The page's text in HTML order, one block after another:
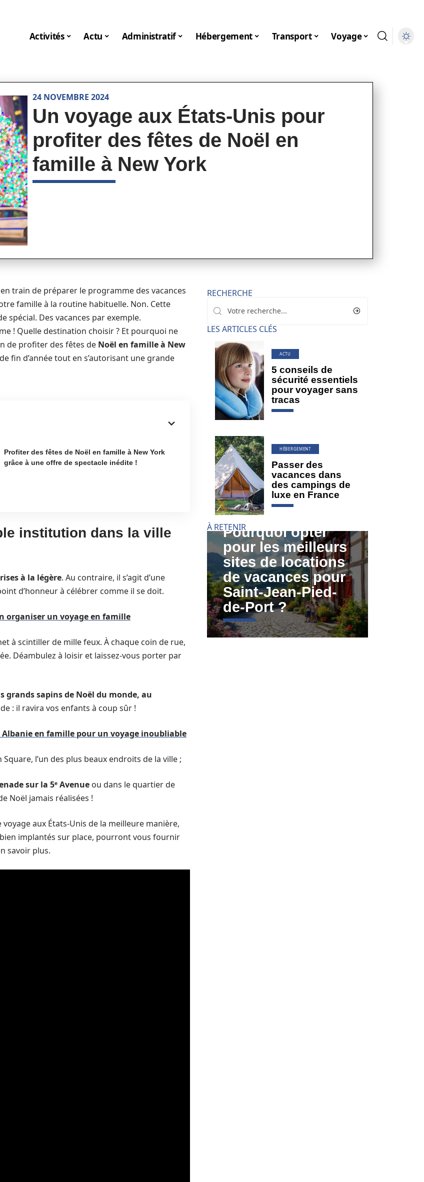
Activités Actu Administratif Hébergement Transport Voyage
24 NOVEMBRE 2024
Un voyage aux États-Unis pour
profiter des fêtes de Noël en
famille à New York
train de préparer le programme des vacances
famille à la routine habituelle. Non. Cette
spécial. Des vacances par exemple.
! Quelle destination choisir ? Et pourquoi ne
de profiter des fêtes de Noël en famille à New
fin d’année tout en s’autorisant une grande
Profiter des fêtes de Noël en famille à New York
grâce à une offre de spectacle inédite !
institution dans la ville
à la légère. Au contraire, il s’agit d’une
d’honneur à célébrer comme il se doit.
organiser un voyage en famille
à scintiller de mille feux. À chaque coin de rue,
Déambulez à loisir et laissez-vous porter par
grands sapins de Noël du monde, au
: il ravira vos enfants à coup sûr !
en famille pour un voyage inoubliable
l’un des plus beaux endroits de la ville ;
sur la 5ᵉ Avenue ou dans le quartier de
Noël jamais réalisées !
aux États-Unis de la meilleure manière,
implantés sur place, pourront vous fournir
savoir plus.
RECHERCHE
LES ARTICLES CLÉS
ACTU
5 conseils de
sécurité essentiels
pour voyager sans
tracas
HÉBERGEMENT
Passer des
vacances dans
des campings de
luxe en France
À RETENIR
Pourquoi opter
pour les meilleurs
sites de locations
de vacances pour
Saint-Jean-Pied-
de-Port ?